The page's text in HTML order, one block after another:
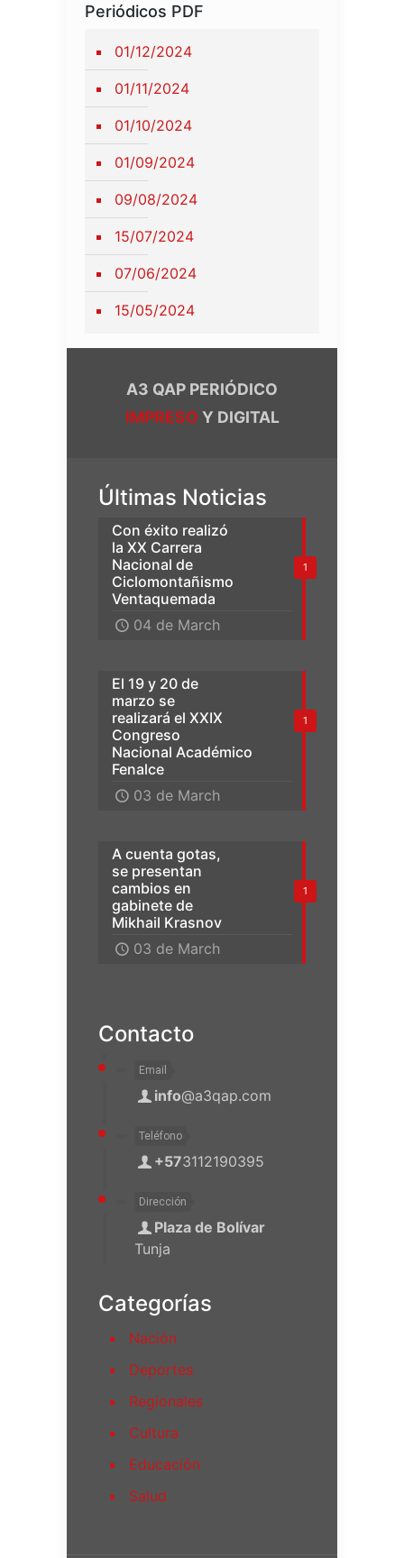
Periódicos PDF
01/12/2024
01/11/2024
01/10/2024
01/09/2024
09/08/2024
15/07/2024
07/06/2024
15/05/2024
A3 QAP PERIÓDICO
IMPRESO Y DIGITAL
Últimas Noticias
1
Con éxito realizó
la XX Carrera
Nacional de
Ciclomontañismo
Ventaquemada
04 de March
1
El 19 y 20 de
marzo se
realizará el XXIX
Congreso
Nacional Académico
Fenalce
03 de March
1
A cuenta gotas,
se presentan
cambios en
gabinete de
Mikhail Krasnov
03 de March
Contacto
Email
info@a3qap.com
Teléfono
+573112190395
Dirección
Plaza de Bolívar
Tunja
Categorías
Nación
Deportes
Regionales
Cultura
Educación
Salud